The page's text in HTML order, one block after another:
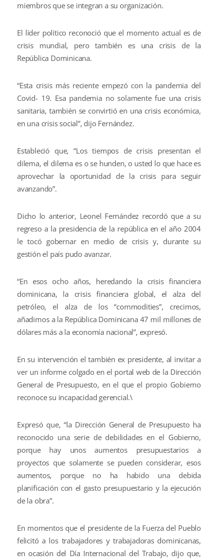
miembros que se integran a su organización.
El líder político reconoció que el momento actual es de
crisis mundial, pero también es una crisis de la
República Dominicana.
“Esta crisis más reciente empezó con la pandemia del
Covid- 19. Esa pandemia no solamente fue una crisis
sanitaria, también se convirtió en una crisis económica,
en una crisis social”, dijo Fernández.
Estableció que, “Los tiempos de crisis presentan el
dilema, el dilema es o se hunden, o usted lo que hace es
aprovechar la oportunidad de la crisis para seguir
avanzando”.
Dicho lo anterior, Leonel Fernández recordó que a su
regreso a la presidencia de la república en el año 2004
le tocó gobernar en medio de crisis y, durante su
gestión el país pudo avanzar.
“En esos ocho años, heredando la crisis financiera
dominicana, la crisis financiera global, el alza del
petróleo, el alza de los “commodities”, crecimos,
añadimos a la República Dominicana 47 mil millones de
dólares más a la economía nacional”, expresó.
En su intervención el también ex presidente, al invitar a
ver un informe colgado en el portal web de la Dirección
General de Presupuesto, en el que el propio Gobierno
reconoce su incapacidad gerencial.\
Expresó que, “la Dirección General de Presupuesto ha
reconocido una serie de debilidades en el Gobierno,
porque hay unos aumentos presupuestarios a
proyectos que solamente se pueden considerar, esos
aumentos, porque no ha habido una debida
planificación con el gasto presupuestario y la ejecución
de la obra”.
En momentos que el presidente de la Fuerza del Pueblo
felicitó a los trabajadores y trabajadoras dominicanas,
en ocasión del Día Internacional del Trabajo, dijo que,